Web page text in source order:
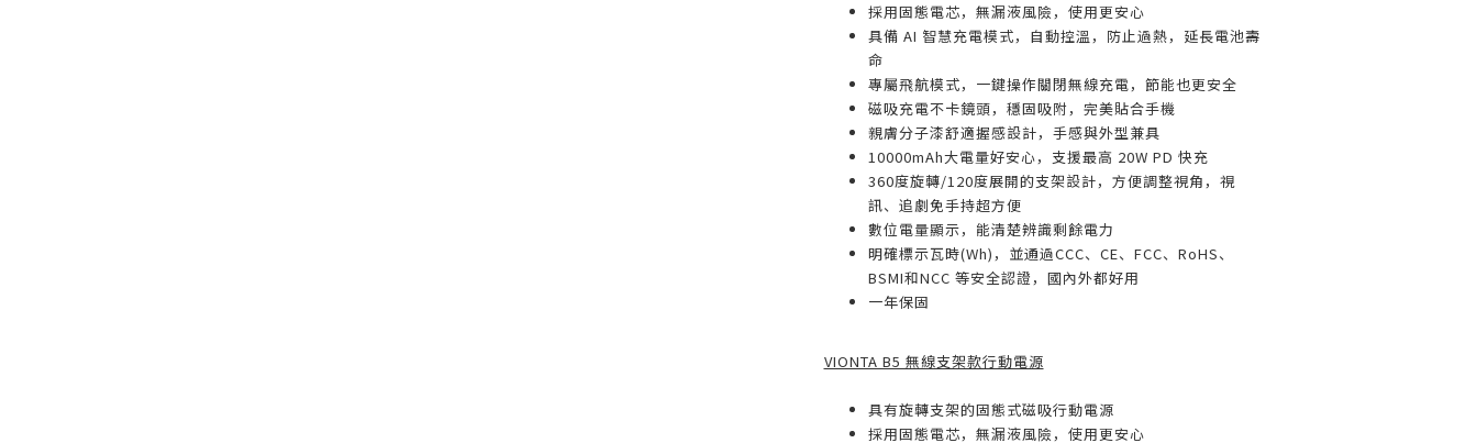
採用固態電芯，無漏液風險，使用更安心
具備 AI 智慧充電模式，自動控溫，防止過熱，延長電池壽
命
專屬飛航模式，一鍵操作關閉無線充電，節能也更安全
磁吸充電不卡鏡頭，穩固吸附，完美貼合手機
親膚分子漆舒適握感設計，手感與外型兼具
10000mAh大電量好安心，支援最高 20W PD 快充
360度旋轉/120度展開的支架設計，方便調整視角，視
訊、追劇免手持超方便
數位電量顯示，能清楚辨識剩餘電力
明確標示瓦時(Wh)，並通過CCC、CE、FCC、RoHS、
BSMI和NCC 等安全認證，國內外都好用
一年保固
VIONTA B5 無線支架款行動電源
具有旋轉支架的固態式磁吸行動電源
採用固態電芯，無漏液風險，使用更安心